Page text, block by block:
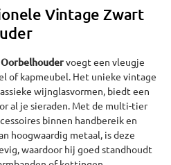
Vintage Zwart
voegt een vleugje
of kapmeubel. Het unieke vintage
wijnglasvormen, biedt een
al je sieraden. Met de multi-tier
binnen handbereik en
hoogwaardig metaal, is deze
waardoor hij goed standhoudt